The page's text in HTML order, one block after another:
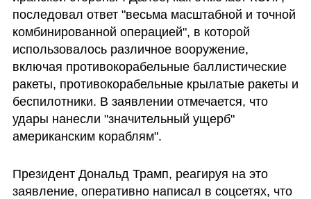
последовал ответ "весьма масштабной и точной
комбинированной операцией", в которой
использовалось различное вооружение,
включая противокорабельные баллистические
ракеты, противокорабельные крылатые ракеты и
беспилотники. В заявлении отмечается, что
удары нанесли "значительный ущерб"
американским кораблям".
Президент Дональд Трамп, реагируя на это
заявление, оперативно написал в соцсетях, что